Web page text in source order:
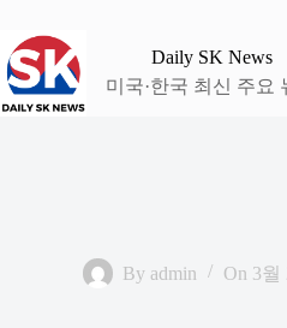
으
로
건
Daily SK News
미국·한국 최신 주요
By admin On 3월